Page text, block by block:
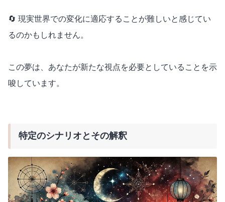
🔄 現実世界での変化に適応することが難しいと感じてい
るのかもしれません。
この夢は、あなたが新たな視点を必要としていることを示
唆しています。
特定のシナリオとその解釈